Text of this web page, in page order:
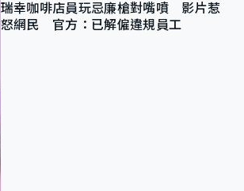
瑞幸咖啡店員玩忌廉槍對嘴噴 影片惹
怒網民 官方：已解僱違規員工